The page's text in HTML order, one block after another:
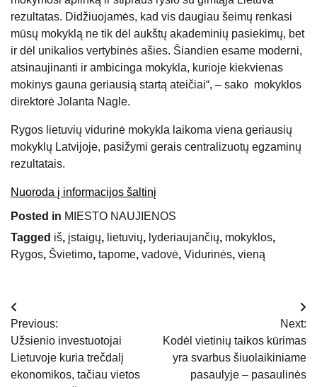
rezultatas. Didžiuojamės, kad vis daugiau šeimų renkasi
mūsų mokyklą ne tik dėl aukštų akademinių pasiekimų, bet
ir dėl unikalios vertybinės ašies. Šiandien esame moderni,
atsinaujinanti ir ambicinga mokykla, kurioje kiekvienas
mokinys gauna geriausią startą ateičiai“, – sako mokyklos
direktorė Jolanta Nagle.
Rygos lietuvių vidurinė mokykla laikoma viena geriausių
mokyklų Latvijoje, pasižymi gerais centralizuotų egzaminų
rezultatais.
Nuoroda į informacijos šaltinį
Posted in MIESTO NAUJIENOS
Tagged iš, įstaigų, lietuvių, lyderiaujančių, mokyklos,
Rygos, Švietimo, tapome, vadovė, Vidurinės, vieną
Navigacija
tarp
įrašų
Previous:
Užsienio investuotojai
Lietuvoje kuria trečdalį
ekonomikos, tačiau vietos
Next:
Kodėl vietinių taikos kūrimas
yra svarbus šiuolaikiniame
pasaulyje – pasaulinės